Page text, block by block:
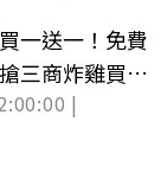
一送一！免費
三商炸雞買６
|